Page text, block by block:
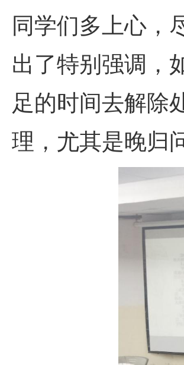
同学们多上心，
出了特别强调，
足的时间去解除
理，尤其是晚归